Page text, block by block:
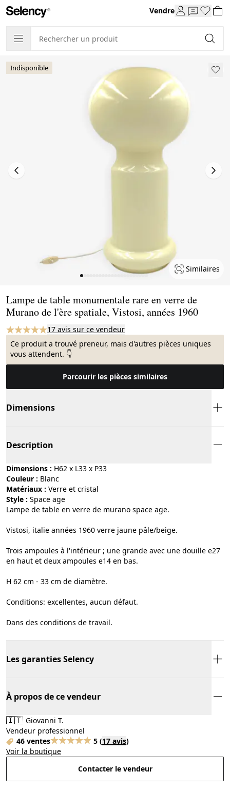
Vendre
Indisponible
Similaires
Lampe de table monumentale rare en verre de
Murano de l'ère spatiale, Vistosi, années 1960
17 avis sur ce vendeur
Ce produit a trouvé preneur, mais d'autres pièces uniques
vous attendent. 👇
Parcourir les pièces similaires
Dimensions
Description
Dimensions : H62 x L33 x P33
Couleur :
blanc
Matériaux :
verre et cristal
Style :
space age
Lampe de table en verre de murano space age.
Vistosi, italie années 1960 verre jaune pâle/beige.
Trois ampoules à l'intérieur ; une grande avec une douille e27
en haut et deux ampoules e14 en bas.
H 62 cm - 33 cm de diamètre.
Conditions: excellentes, aucun défaut.
Dans des conditions de travail.
Les garanties Selency
À propos de ce vendeur
🇮🇹 Giovanni T.
Vendeur professionnel
46 ventes
5 (17 avis)
Voir la boutique
Contacter le vendeur